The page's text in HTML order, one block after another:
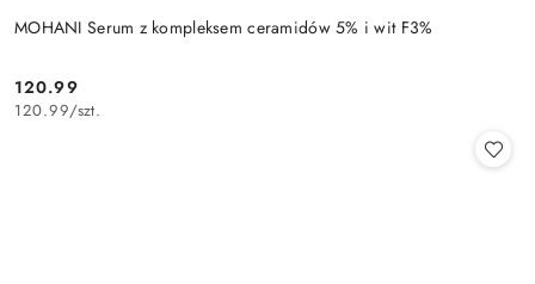
MOHANI Serum z kompleksem ceramidów 5% i wit F3%
Cena:
120.99
120.99/szt.